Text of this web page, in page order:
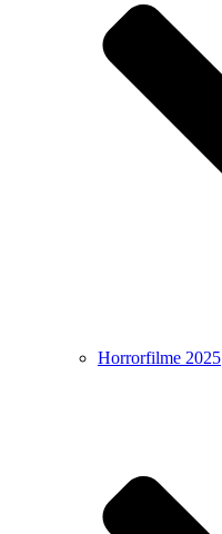
Horrorfilme 2025